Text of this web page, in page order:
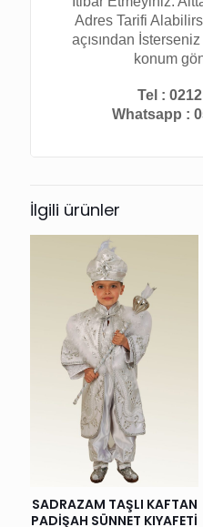
Adres Tarifi
açısından
konum
Tel :
Whatsapp :
İlgili ürünler
SADRAZAM TAŞLI KAFTAN
PADİŞAH SÜNNET KIYAFETİ